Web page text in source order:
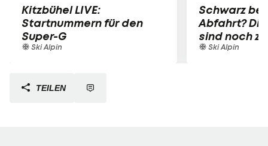
Kitzbühel LIVE:
Startnummern für den
Super-G
Ski Alpin
Schwarz
Abfahrt?
sind noch
Ski Alpin
TEILEN